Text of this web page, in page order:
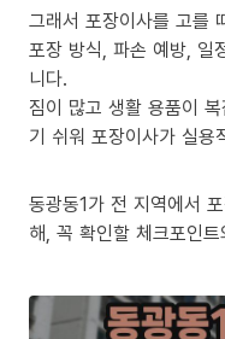
그래서 포장이사를 고를
포장 방식, 파손 예방, 일
니다.
짐이 많고 생활 용품이
기 쉬워 포장이사가 실용
동광동1가 전 지역에서
해, 꼭 확인할 체크포인